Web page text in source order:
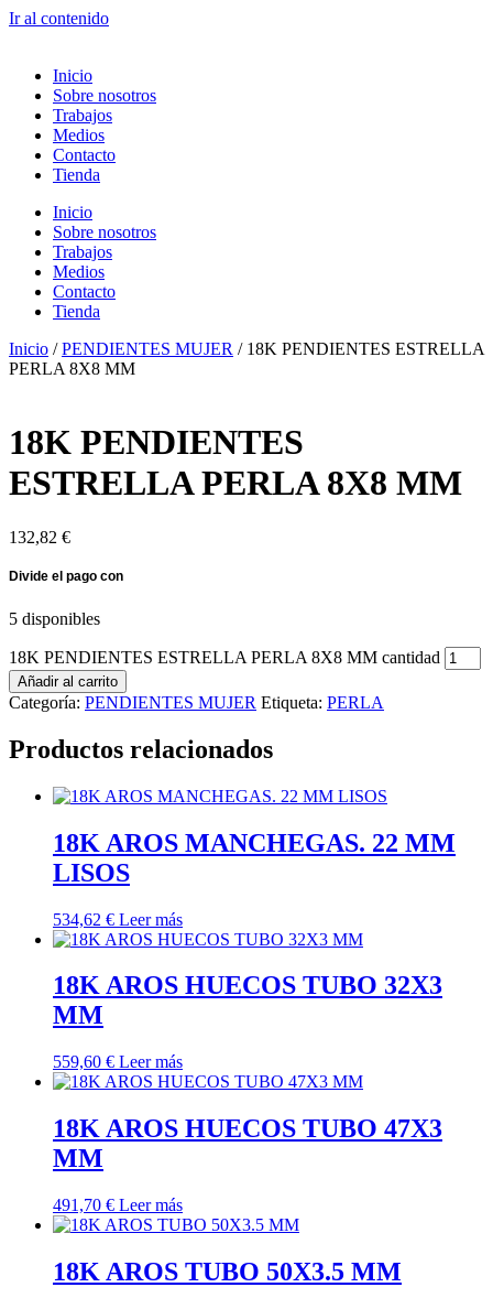
Ir al contenido
Inicio
Sobre nosotros
Trabajos
Medios
Contacto
Tienda
Inicio
Sobre nosotros
Trabajos
Medios
Contacto
Tienda
Inicio /PENDIENTES MUJER / 18K PENDIENTES ESTRELLA
PERLA 8X8 MM
18K PENDIENTES
ESTRELLA PERLA 8X8 MM
132,82 €
5 disponibles
18K PENDIENTES ESTRELLA PERLA 8X8 MM cantidad
Añadir al carrito
Categoría: PENDIENTES MUJER Etiqueta: PERLA
Productos relacionados
18K AROS MANCHEGAS. 22 MM
LISOS
534,62 € Leer más
18K AROS HUECOS TUBO 32X3
MM
559,60 € Leer más
18K AROS HUECOS TUBO 47X3
MM
491,70 € Leer más
18K AROS TUBO 50X3.5 MM